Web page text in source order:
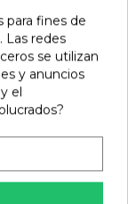
SW330155
Ref: SW330155
para fines de
Las redes
se utilizan
y anuncios
el